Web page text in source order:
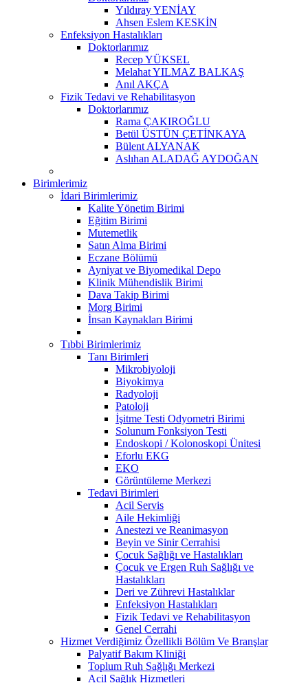
Yıldıray YENİAY
Ahsen Eslem KESKİN
Enfeksiyon Hastalıkları
Doktorlarımız
Recep YÜKSEL
Melahat YILMAZ BALKAŞ
Anıl AKÇA
Fizik Tedavi ve Rehabilitasyon
Doktorlarımız
Rama ÇAKIROĞLU
Betül ÜSTÜN ÇETİNKAYA
Bülent ALYANAK
Aslıhan ALADAĞ AYDOĞAN
Birimlerimiz
İdari Birimlerimiz
Kalite Yönetim Birimi
Eğitim Birimi
Mutemetlik
Satın Alma Birimi
Eczane Bölümü
Ayniyat ve Biyomedikal Depo
Klinik Mühendislik Birimi
Dava Takip Birimi
Morg Birimi
İnsan Kaynakları Birimi
Tıbbi Birimlerimiz
Tanı Birimleri
Mikrobiyoloji
Biyokimya
Radyoloji
Patoloji
İşitme Testi Odyometri Birimi
Solunum Fonksiyon Testi
Endoskopi / Kolonoskopi Ünitesi
Eforlu EKG
EKO
Görüntüleme Merkezi
Tedavi Birimleri
Acil Servis
Aile Hekimliği
Anestezi ve Reanimasyon
Beyin ve Sinir Cerrahisi
Çocuk Sağlığı ve Hastalıkları
Çocuk ve Ergen Ruh Sağlığı ve
Hastalıkları
Deri ve Zührevi Hastalıklar
Enfeksiyon Hastalıkları
Fizik Tedavi ve Rehabilitasyon
Genel Cerrahi
Hizmet Verdiğimiz Özellikli Bölüm Ve Branşlar
Palyatif Bakım Kliniği
Toplum Ruh Sağlığı Merkezi
Acil Sağlık Hizmetleri